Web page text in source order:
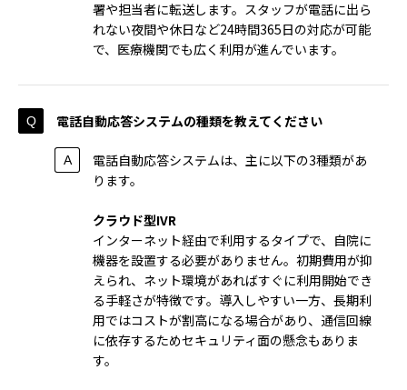
署や担当者に転送します。スタッフが電話に出ら
れない夜間や休日など24時間365日の対応が可能
で、医療機関でも広く利用が進んでいます。
電話自動応答システムの種類を教えてください
電話自動応答システムは、主に以下の3種類があ
ります。
クラウド型IVR
インターネット経由で利用するタイプで、自院に
機器を設置する必要がありません。初期費用が抑
えられ、ネット環境があればすぐに利用開始でき
る手軽さが特徴です。導入しやすい一方、長期利
用ではコストが割高になる場合があり、通信回線
に依存するためセキュリティ面の懸念もありま
す。